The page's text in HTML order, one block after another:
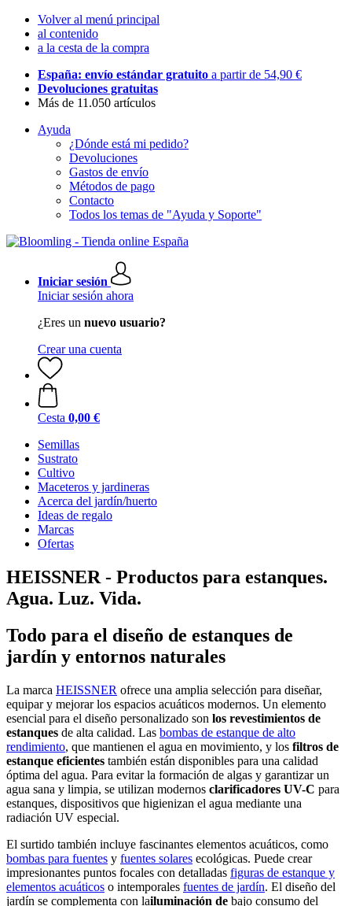
Volver al menú principal
al contenido
a la cesta de la compra
España: envío estándar gratuito a partir de 54,90 €
Devoluciones gratuitas
Más de 11.050 artículos
Ayuda
¿Dónde está mi pedido?
Devoluciones
Gastos de envío
Métodos de pago
Contacto
Todos los temas de "Ayuda y Soporte"
Iniciar sesión
Iniciar sesión ahora
¿Eres un nuevo usuario?
Crear una cuenta
Cesta 0,00 €
Semillas
Sustrato
Cultivo
Maceteros y jardineras
Acerca del jardín/huerto
Ideas de regalo
Marcas
Ofertas
HEISSNER - Productos para estanques.
Agua. Luz. Vida.
Todo para el diseño de estanques de
jardín y entornos naturales
La marca HEISSNER ofrece una amplia selección para diseñar,
equipar y mejorar los espacios acuáticos modernos. Un elemento
esencial para el diseño personalizado son los revestimientos de
estanques de alta calidad. Las bombas de estanque de alto
rendimiento, que mantienen el agua en movimiento, y los filtros de
estanque eficientes también están disponibles para una calidad
óptima del agua. Para evitar la formación de algas y garantizar un
agua sana y limpia, se utilizan modernos clarificadores UV-C para
estanques, dispositivos que higienizan el agua mediante una
radiación UV especial.
El surtido también incluye fascinantes elementos acuáticos, como
bombas para fuentes y fuentes solares ecológicas. Puede crear
impresionantes puntos focales con detalladas figuras de estanque y
elementos acuáticos o intemporales fuentes de jardín. El diseño del
jardín se complementa con lailuminación de bajo consumo del